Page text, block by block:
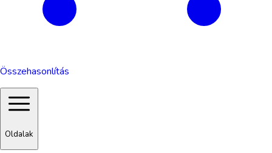
Összehasonlítás
Oldalak